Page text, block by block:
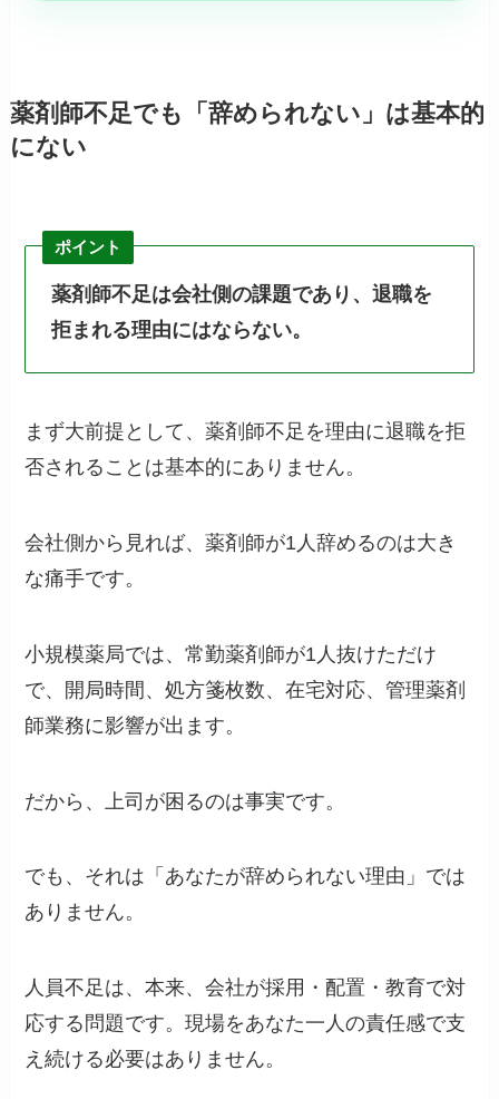
薬剤師不足でも「辞められない」は基本的
にない
ポイント
薬剤師不足は会社側の課題であり、退職を
拒まれる理由にはならない。
まず大前提として、薬剤師不足を理由に退職を拒
否されることは基本的にありません。
会社側から見れば、薬剤師が1人辞めるのは大き
な痛手です。
小規模薬局では、常勤薬剤師が1人抜けただけ
で、開局時間、処方箋枚数、在宅対応、管理薬剤
師業務に影響が出ます。
だから、上司が困るのは事実です。
でも、それは「あなたが辞められない理由」では
ありません。
人員不足は、本来、会社が採用・配置・教育で対
応する問題です。現場をあなた一人の責任感で支
え続ける必要はありません。